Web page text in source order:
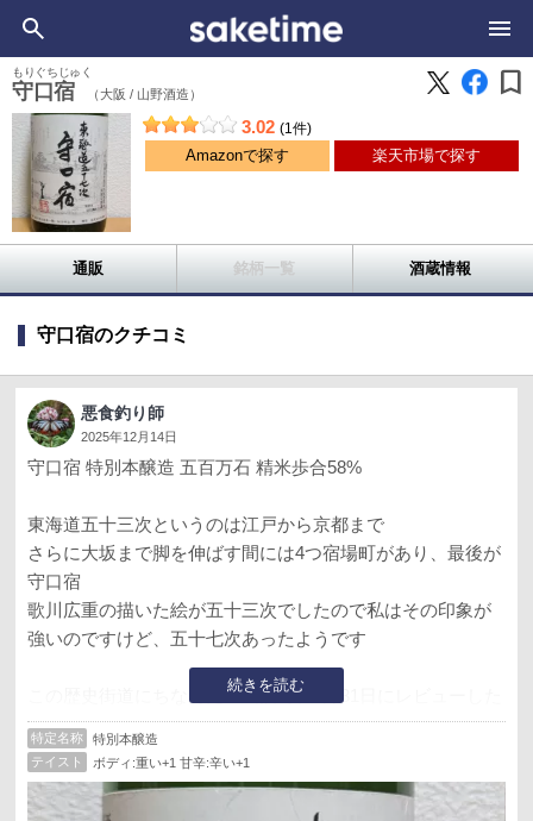
守口宿
もりぐちじゅく
（大阪 / 山野酒造） bookmark
3.02 (1件)
Amazonで探す
楽天市場で探す
通販 銘柄一覧 酒蔵情報
守口宿のクチコミ
悪食釣り師
2025年12月14日
続きを読む
守口宿 特別本醸造 五百万石 精米歩合58%
東海道五十三次というのは江戸から京都まで
さらに大坂まで脚を伸ばす間には4つ宿場町があり、最後が
守口宿
歌川広重の描いた絵が五十三次でしたので私はその印象が
強いのですけど、五十七次あったようです
この歴史街道にちなんだ企画酒で、3月31日にレビューした
文禄堤の兄弟酒？になります
開栓一口目、クラシック系の旨辛
米の旨みがしっかりして少し甘さも感じます
特定名称
特別本醸造
テイスト
ボディ:重い+1 甘辛:辛い+1